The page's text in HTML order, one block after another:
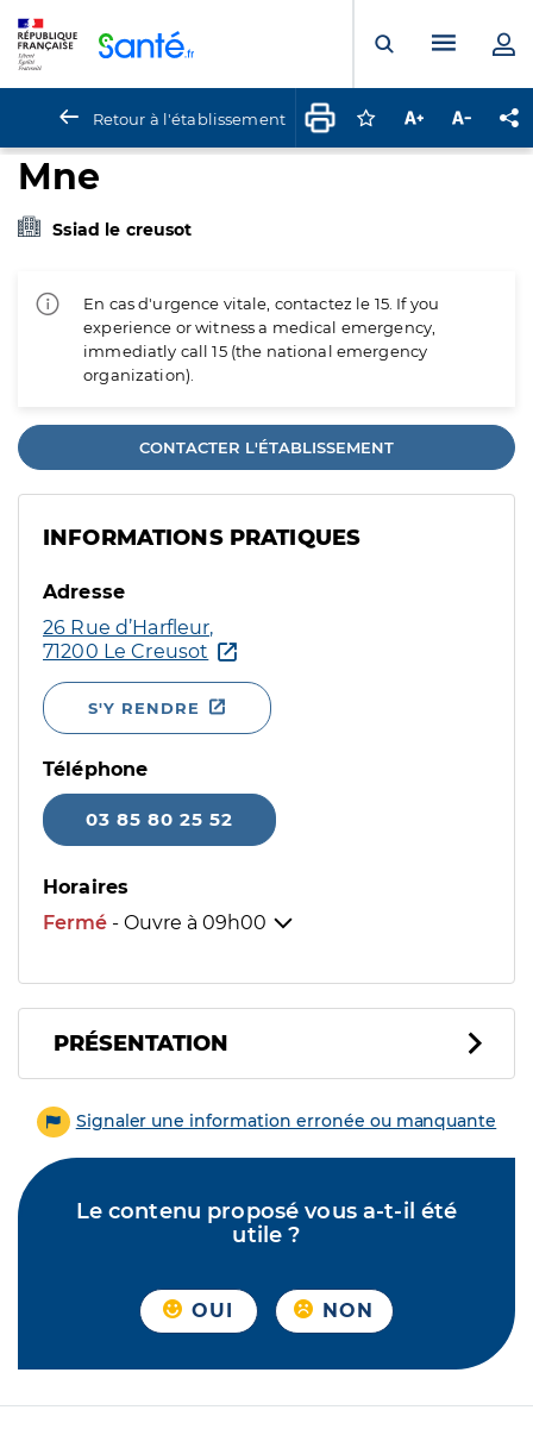
Ouvrir laMenu
Retour à l'établissement Connectez-vous
Augmenter la
Mne
Ssiad le creusot
En cas d'urgence vitale, contactez le 15. If you
experience or witness a medical emergency,
immediatly call 15 (the national emergency
organization).
CONTACTER L'ÉTABLISSEMENT
INFORMATIONS PRATIQUES
Adresse
26 Rue d’Harfleur,
71200 Le Creusot
S'Y RENDRE
Téléphone
03 85 80 25 52
Horaires
Fermé - Ouvre à 09h00
PRÉSENTATION
Signaler une information erronée ou manquante
Le contenu proposé vous a-t-il été
utile ?
OUI NON